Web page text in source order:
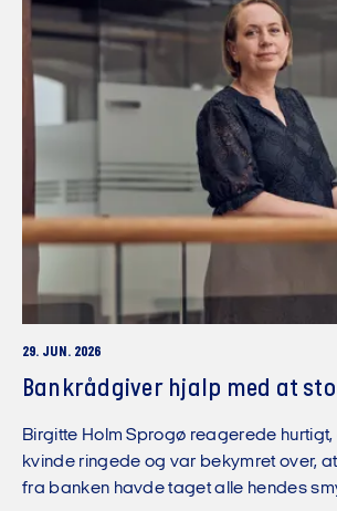
29. JUN. 2026
Bankrådgiver hjalp med at
Birgitte Holm Sprogø reagerede
kvinde ringede og var bekymret over,
fra banken havde taget alle hendes